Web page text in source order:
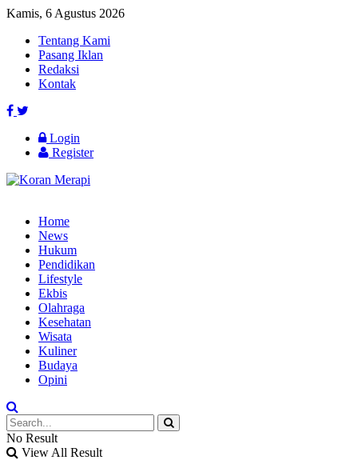
Kamis, 6 Agustus 2026
Tentang Kami
Pasang Iklan
Redaksi
Kontak
Login
Register
Home
News
Hukum
Pendidikan
Lifestyle
Ekbis
Olahraga
Kesehatan
Wisata
Kuliner
Budaya
Opini
No Result
View All Result